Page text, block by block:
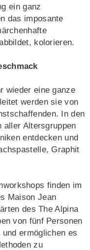
ein ganz
das imposante
kolorieren.
wieder eine ganze
werden sie von
In den
aller Altersgruppen
entdecken und
Graphit
finden im
Maison Jean
des The Alpina
von fünf Personen
ermöglichen es
zu